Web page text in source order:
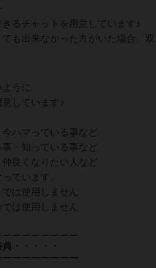
るチャットを用意しています♪
ても出来なかった方がいた場合、
うに
しています♪
ハマっている事など
・知っている事など
良くなりたい人など
ています。
は使用しません
は使用しません
・・・・・
￣￣￣￣￣￣￣